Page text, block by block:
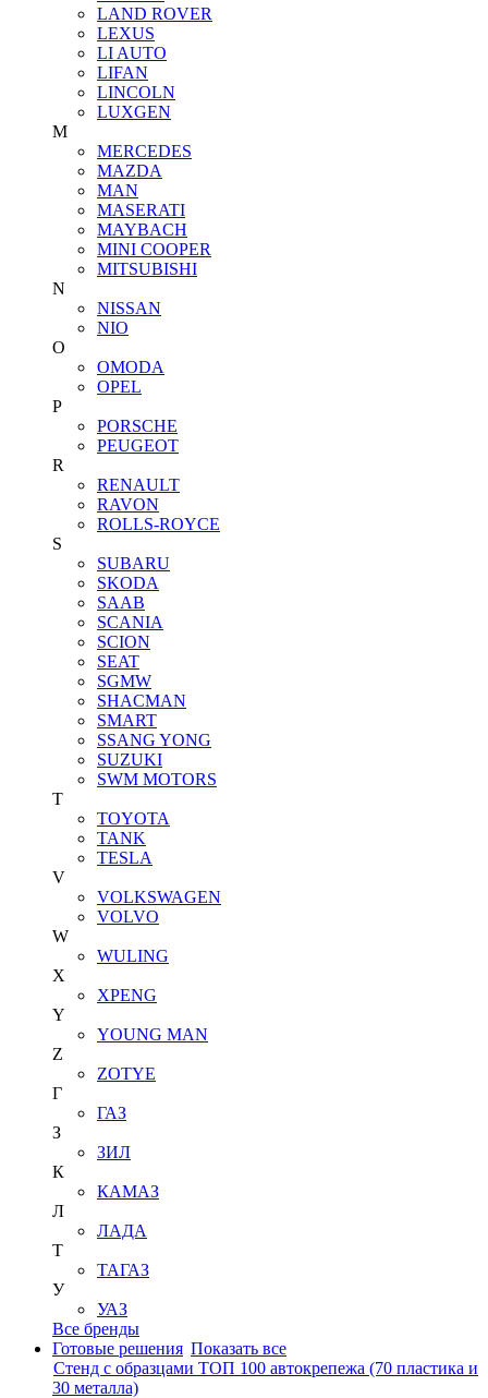
LAND ROVER
LEXUS
LI AUTO
LIFAN
LINCOLN
LUXGEN
M
MERCEDES
MAZDA
MAN
MASERATI
MAYBACH
MINI COOPER
MITSUBISHI
N
NISSAN
NIO
O
OMODA
OPEL
P
PORSCHE
PEUGEOT
R
RENAULT
RAVON
ROLLS-ROYCE
S
SUBARU
SKODA
SAAB
SCANIA
SCION
SEAT
SGMW
SHACMAN
SMART
SSANG YONG
SUZUKI
SWM MOTORS
T
TOYOTA
TANK
TESLA
V
VOLKSWAGEN
VOLVO
W
WULING
X
XPENG
Y
YOUNG MAN
Z
ZOTYE
Г
ГАЗ
З
ЗИЛ
К
КАМАЗ
Л
ЛАДА
Т
ТАГАЗ
У
УАЗ
Все бренды
Готовые решения Показать все
Стенд с образцами ТОП 100 автокрепежа (70 пластика и
30 металла)